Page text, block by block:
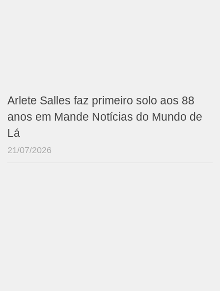
Arlete Salles faz primeiro solo aos 88
anos em Mande Notícias do Mundo de
Lá
21/07/2026